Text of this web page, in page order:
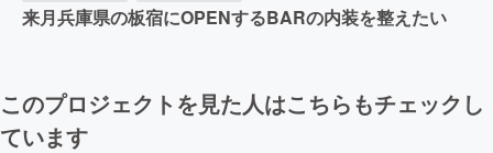
来月兵庫県の板宿にOPENするBARの内装を整えたい
このプロジェクトを見た人はこちらもチェックし
ています